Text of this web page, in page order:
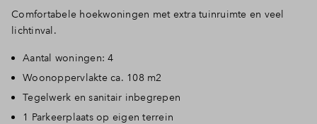
Comfortabele hoekwoningen met extra tuinruimte en veel
lichtinval.
Aantal woningen: 4
Woonoppervlakte ca. 108 m2
Tegelwerk en sanitair inbegrepen
1 Parkeerplaats op eigen terrein